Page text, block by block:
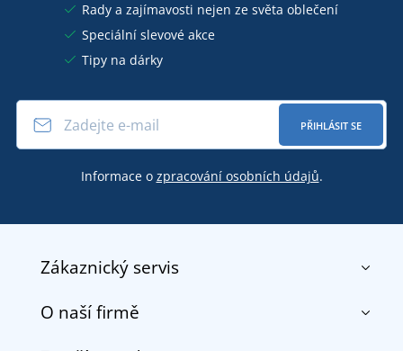
Rady a zajímavosti nejen ze světa oblečení
Speciální slevové akce
Tipy na dárky
PŘIHLÁSIT SE
Informace o zpracování osobních údajů.
Zákaznický servis
Kontakt
O naší firmě